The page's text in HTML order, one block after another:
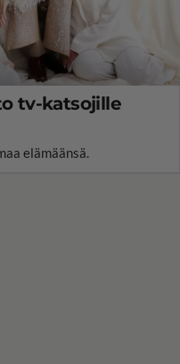
tv-katsojille
elämäänsä.